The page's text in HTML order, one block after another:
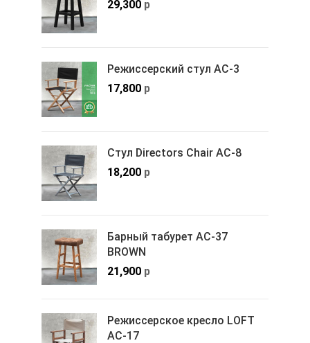
29,300 р
Режиссерский стул АС-3
17,800 р
Стул Directors Chair АС-8
18,200 р
Барный табурет АС-37
BROWN
21,900 р
Режиссерское кресло LOFT
АС-17